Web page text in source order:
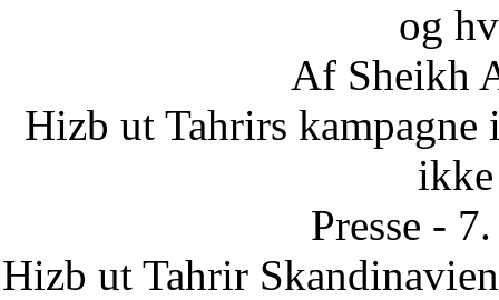
og
Af Sheikh
Hizb ut Tahrirs
Presse -
Hizb ut Tahrir